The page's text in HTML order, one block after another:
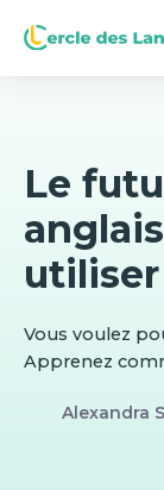
Le
utiliser
Vous voulez
Apprenez
Alexandra